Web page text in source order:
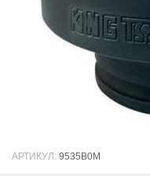
АРТИКУЛ: 9535B0M